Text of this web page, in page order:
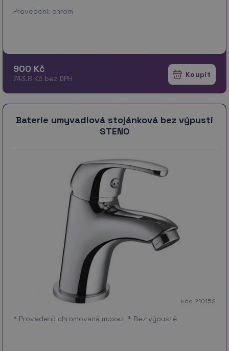
Provedení: chrom
900 Kč
743.8 Kč bez DPH
Baterie umyvadlová stojánková bez výpusti
STENO
kód 210152
* Provedení: chromovaná mosaz * Bez výpustě